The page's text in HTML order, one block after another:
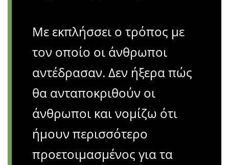
Με εκπλήσσει ο τρόπος με
τον οποίο οι άνθρωποι
αντέδρασαν. Δεν ήξερα πώς
θα ανταποκριθούν οι
άνθρωποι και νομίζω ότι
ήμουν περισσότερο
προετοιμασμένος για τα